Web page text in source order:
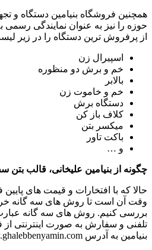
همچنین فروشگاه بنیامین دستگاه و
حوزه را نیز به عنوان نمایندگی
از پرفروش ترین دستگاه را در زیر
اسپیرال زن
خم و برش دو منظوره
بالابر
خم و خاموت زن
دستگاه برش
کلاف باز کن
میکسر بتن
باکت تاور
و …
چگونه از بنیامین علیخانی، قالب بتن
حالا که با افتخارات و قیمت های پایین
وقت آن است تا روش های سه گانه خرید
بررسی کنیم. روش های سه گانه
تلفنی و سفارش به صورت اینترنتی از
بنیامین به آدرس www.ghalebbenyamin.com